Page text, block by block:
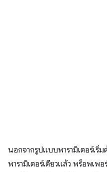
นอกจากรูปแบบพารามิเตอร์เริ่
พารามิเตอร์เดียวแล้ว พร็อพเพอ